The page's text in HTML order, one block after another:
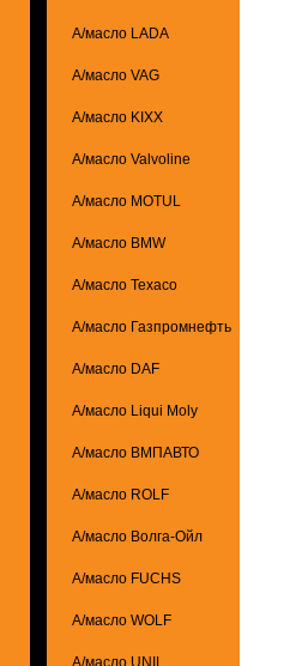
А/масло LADA
А/масло VAG
А/масло KIXX
А/масло Valvoline
А/масло MOTUL
А/масло BMW
А/масло Texaco
А/масло Газпромнефть
А/масло DAF
А/масло Liqui Moly
А/масло ВМПАВТО
А/масло ROLF
А/масло Волга-Ойл
А/масло FUCHS
А/масло WOLF
А/масло UNIL